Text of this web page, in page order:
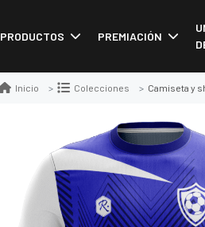
PRODUCTOS PREMIACIÓN
Inicio Colecciones Camiseta y